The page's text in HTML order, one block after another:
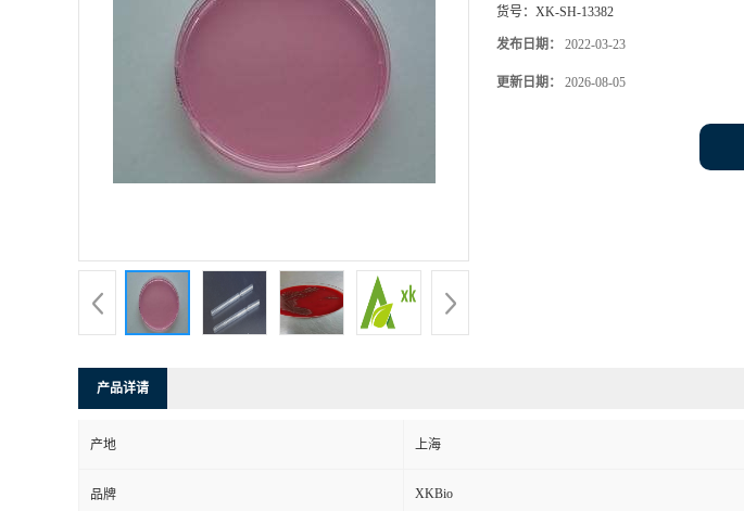
货号： XK-SH-13382
发布日期： 2022-03-23
更新日期： 2026-08-05
产品详请
产地 上海
品牌 XKBio